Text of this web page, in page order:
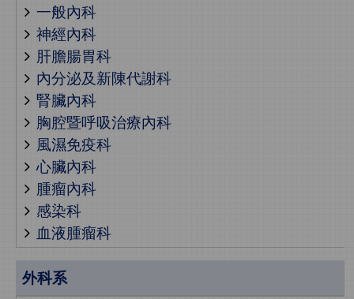
一般內科
神經內科
肝膽腸胃科
內分泌及新陳代謝科
腎臟內科
胸腔暨呼吸治療內科
風濕免疫科
心臟內科
腫瘤內科
感染科
血液腫瘤科
外科系